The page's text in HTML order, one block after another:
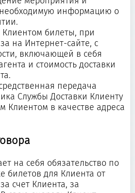
информацию о
билеты, при
на Интернет-сайте, с
включающей в себя
и стоимость доставки
передача
Службы Доставки Клиенту
Клиентом в качестве адреса
на себя обязательство по
билетов для Клиента от
счет Клиента, за